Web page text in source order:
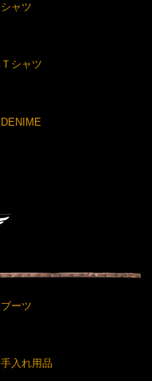
シャツ
Ｔシャツ
DENIME
ブーツ
手入れ用品